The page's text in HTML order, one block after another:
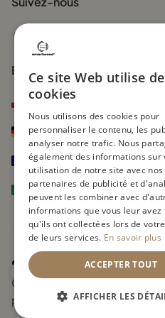
Des solutions
familles
Que votre enfant ait besoin d’un
Petit lit cabane: parfait pour
Lit cabane enfant 2 ans:
l’apprentissage du sommeil
Lit cabane 2 personnes: pour
chambres partagées.
Grand lit cabane: un modèle
les enfants qui aiment bouger
Lit double cabane: parfait
de l’espace tout en gardant
Vous aimez les designs
élégant et minimaliste. Et pour
bon rapport qualité-prix, le lit
Boutiques officielles de la
smartwood.pl
smartwood.de
smartwoodkids.fr
smartwoodkids.it
Copyright © 2026
pour enfants
Ce site Web utilise
cookies
Nous utilisons des cookies pour
personnaliser le contenu, les
analyser notre trafic. Nous
également des informations sur
utilisation de notre site avec nos
partenaires de publicité et
peuvent les combiner avec
informations que vous leur avez
qu'ils ont collectées lors de
de leurs services. En savoir plus
ACCEPTER TOUT
AFFICHER LES